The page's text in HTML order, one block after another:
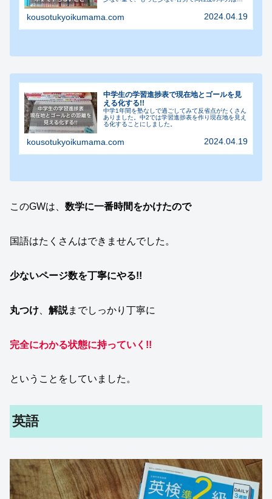
kousotukyoikumama.com 2024.04.19
中学生の学習進捗表で現在地とゴールを見
える化する!!
中学1年間を塾なしで過ごしてみて反省点がたくさん
ありました。中2では学習進捗表を作り現在地を見え
る化することにしました。
kousotukyoikumama.com 2024.04.19
このGWは、 数学に一番時間をかけたので
国語はたくさんはできませんでした。
少ないページ数を丁寧にやる!!
丸つけ 解説までしっかり丁寧に
完全にわかる状態に持っていく!!
ということをしていました。
英語